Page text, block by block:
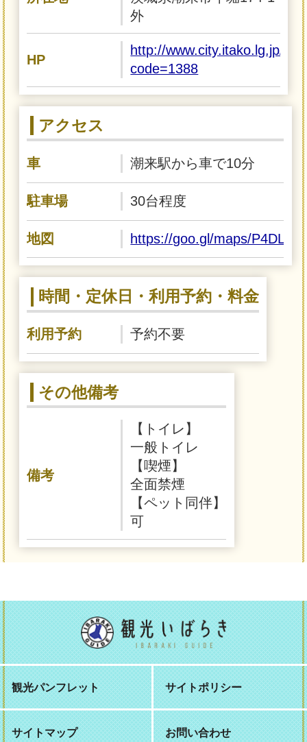
外
HP
http://www.city.itako.lg.jp/
code=1388
アクセス
車 潮来駅から車で10分
駐車場 30台程度
地図 https://goo.gl/maps/
時間・定休日・利用予約・料金
利用予約 予約不要
その他備考
備考
【トイレ】
一般トイレ
【喫煙】
全面禁煙
【ペット同伴】
可
観光パンフレット サイトポリシー
サイトマップ お問い合わせ